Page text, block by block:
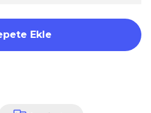
Ekle